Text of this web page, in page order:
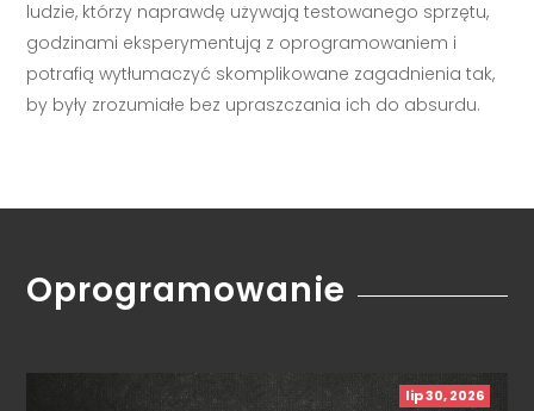
ludzie, którzy naprawdę używają testowanego sprzętu,
godzinami eksperymentują z oprogramowaniem i
potrafią wytłumaczyć skomplikowane zagadnienia tak,
by były zrozumiałe bez upraszczania ich do absurdu.
Oprogramowanie
lip 30, 2026